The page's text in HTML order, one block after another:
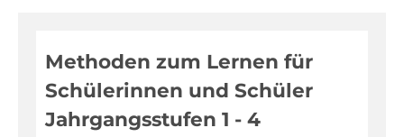
Evaluationen, Bildungsmonitoring
Fortbildungen
Informationen für Eltern
Methoden zum Lernen für
Schülerinnen und Schüler
Jahrgangsstufen 1 - 4